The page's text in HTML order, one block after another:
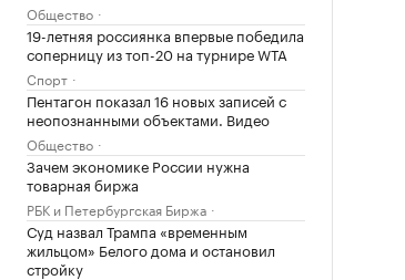
Общество
19-летняя россиянка впервые победила
соперницу из топ-20 на турнире WTA
Спорт
Пентагон показал 16 новых записей с
неопознанными объектами. Видео
Общество
Зачем экономике России нужна
товарная биржа
РБК и Петербургская Биржа
Суд назвал Трампа «временным
жильцом» Белого дома и остановил
стройку